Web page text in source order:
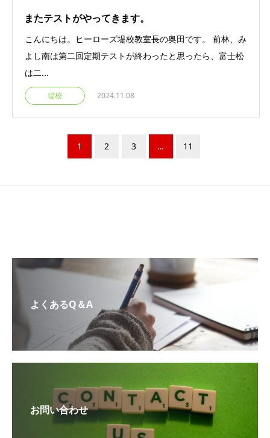
またテストがやってきます。
こんにちは。ヒーローズ堤校教室長の奥田です。 前林、み
よし南は第二回定期テストが終わったと思ったら、富士松
は二...
堤校 2024.11.08
1 2 3 … 11
よくあるQ＆A
お問い合わせ